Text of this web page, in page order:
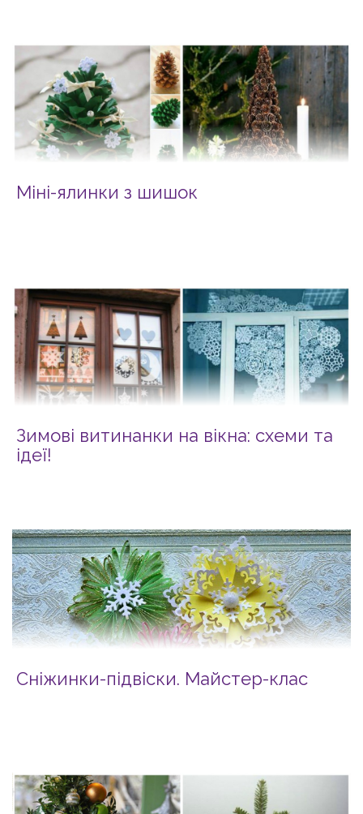
Міні-ялинки з шишок
Зимові витинанки на вікна: схеми та
ідеї!
Сніжинки-підвіски. Майстер-клас